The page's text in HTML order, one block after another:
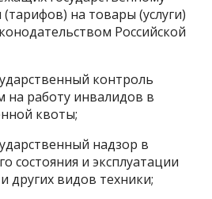
на товары (услуги)
Российской
контроль
на работу инвалидов в
квоты;
надзор в
состояния и эксплуатации
других видов техники;